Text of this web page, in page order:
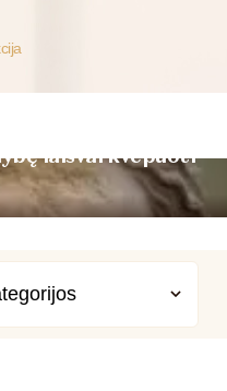
laisvai kvėpuoti
sugrąžina
plastinė
tik siekiant išvaizdos